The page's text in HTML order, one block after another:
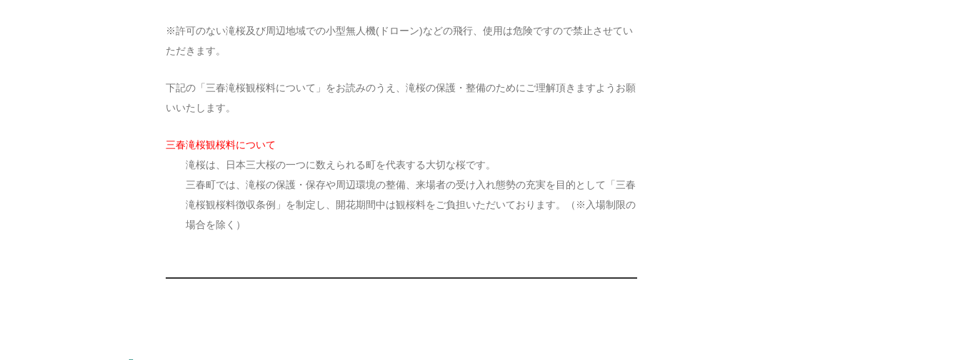
※許可のない滝桜及び周辺地域での小型無人機(ドローン)などの飛行、使用は危険ですので禁止させてい
ただきます。
下記の「三春滝桜観桜料について」をお読みのうえ、滝桜の保護・整備のためにご理解頂きますようお願
いいたします。
三春滝桜観桜料について
滝桜は、日本三大桜の一つに数えられる町を代表する大切な桜です。
三春町では、滝桜の保護・保存や周辺環境の整備、来場者の受け入れ態勢の充実を目的として「三春
滝桜観桜料徴収条例」を制定し、開花期間中は観桜料をご負担いただいております。（※入場制限の
場合を除く）